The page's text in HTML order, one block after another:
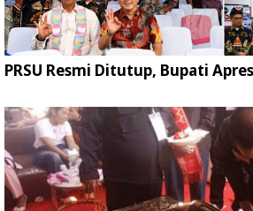
PRSU Resmi Ditutup, Bupati